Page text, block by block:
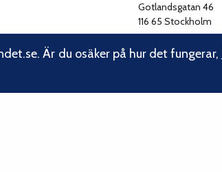
Gotlandsgatan 46
116 65 Stockholm
E-post:
Är du osäker på hur det fungerar,